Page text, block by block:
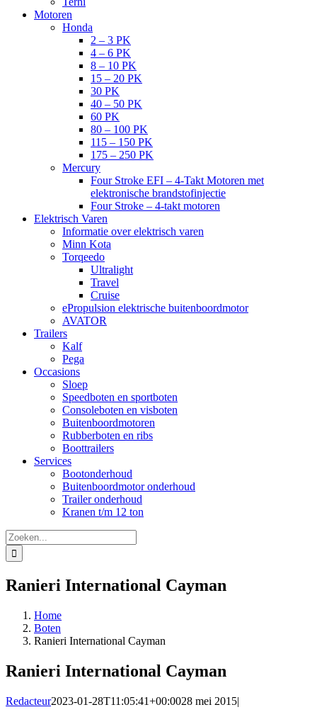
Motoren
Honda
2 – 3 PK
4 – 6 PK
8 – 10 PK
15 – 20 PK
30 PK
40 – 50 PK
60 PK
80 – 100 PK
115 – 150 PK
175 – 250 PK
Mercury
Four Stroke EFI – 4-Takt Motoren met
elektronische brandstofinjectie
Four Stroke – 4-takt motoren
Elektrisch Varen
Informatie over elektrisch varen
Minn Kota
Torqeedo
Ultralight
Travel
Cruise
ePropulsion elektrische buitenboordmotor
AVATOR
Trailers
Kalf
Pega
Occasions
Sloep
Speedboten en sportboten
Consoleboten en visboten
Buitenboordmotoren
Rubberboten en ribs
Boottrailers
Services
Bootonderhoud
Buitenboordmotor onderhoud
Trailer onderhoud
Kranen t/m 12 ton
Zoeken
naar:
Ranieri International Cayman
Home
Boten
Ranieri International Cayman
Ranieri International Cayman
Redacteur2023-01-28T11:05:41+00:0028 mei 2015|